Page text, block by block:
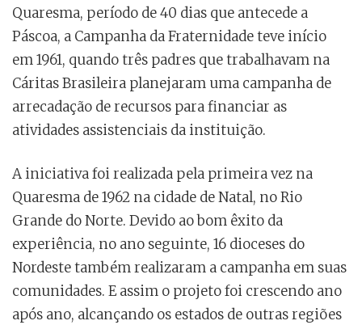
Quaresma, período de 40 dias que antecede a
Páscoa, a Campanha da Fraternidade teve início
em 1961, quando três padres que trabalhavam na
Cáritas Brasileira planejaram uma campanha de
arrecadação de recursos para financiar as
atividades assistenciais da instituição.
A iniciativa foi realizada pela primeira vez na
Quaresma de 1962 na cidade de Natal, no Rio
Grande do Norte. Devido ao bom êxito da
experiência, no ano seguinte, 16 dioceses do
Nordeste também realizaram a campanha em suas
comunidades. E assim o projeto foi crescendo ano
após ano, alcançando os estados de outras regiões